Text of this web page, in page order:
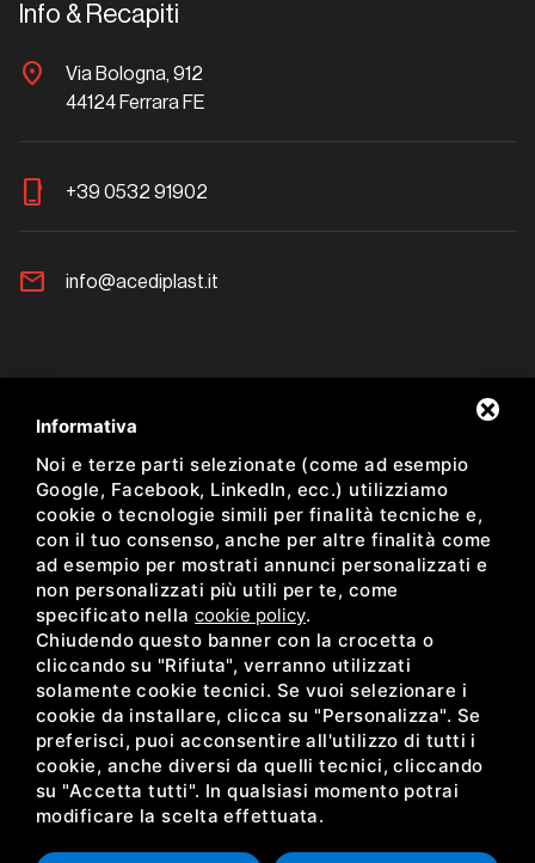
Info & Recapiti
location_on
Via Bologna, 912
44124 Ferrara FE
phone_iphone +39 0532 91902
mail info@acediplast.it
Newsletter
Resta aggiornato sulle nostre proposte
Ho preso visione dell'informativa sulla Newsletter *
facebook instagram
ACEDI PLAST SRL • PRIVACY•SITEMAP• QUESTO SITO È PROTETTO DA
Informativa
Noi e terze parti selezionate (come ad esempio
Google, Facebook, LinkedIn, ecc.) utilizziamo
cookie o tecnologie simili per finalità tecniche e,
con il tuo consenso, anche per altre finalità come
ad esempio per mostrati annunci personalizzati e
non personalizzati più utili per te, come
specificato nellacookie policy.
Chiudendo questo banner con la crocetta o
cliccando su "Rifiuta", verranno utilizzati
solamente cookie tecnici. Se vuoi selezionare i
cookie da installare, clicca su "Personalizza". Se
preferisci, puoi acconsentire all'utilizzo di tutti i
cookie, anche diversi da quelli tecnici, cliccando
su "Accetta tutti". In qualsiasi momento potrai
modificare la scelta effettuata.